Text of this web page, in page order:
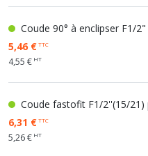
Coude 90° à enclipser F1/
5,46 €TTC
4,55 € HT
Coude fastofit F1/2''(15/
6,31 €TTC
5,26 € HT